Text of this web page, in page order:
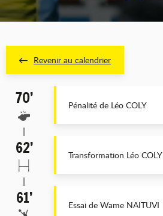
Revenir au calendrier
70’ Pénalité de Léo COLY
62’ Transformation Léo COLY
61’ Essai de Wame NAITUVI